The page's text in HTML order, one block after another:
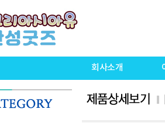
회사소개